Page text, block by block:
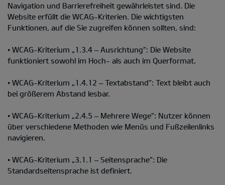
Navigation und Barrierefreiheit gewährleistet sind. Die
Website erfüllt die WCAG-Kriterien. Die wichtigsten
Funktionen, auf die Sie zugreifen können sollten, sind:
• WCAG-Kriterium „1.3.4 – Ausrichtung“: Die Website
funktioniert sowohl im Hoch- als auch im Querformat.
• WCAG-Kriterium „1.4.12 – Textabstand“: Text bleibt auch
bei größerem Abstand lesbar.
• WCAG-Kriterium „2.4.5 – Mehrere Wege“: Nutzer können
über verschiedene Methoden wie Menüs und Fußzeilenlinks
navigieren.
• WCAG-Kriterium „3.1.1 – Seitensprache“: Die
Standardseitensprache ist definiert.